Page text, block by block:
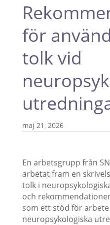
för
tolk vid
maj 21, 2026
En arbetsgrupp från
arbetat fram en
tolk i
och
som ett stöd för
neuropsykologiska